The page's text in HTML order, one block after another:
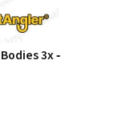
3x ‑